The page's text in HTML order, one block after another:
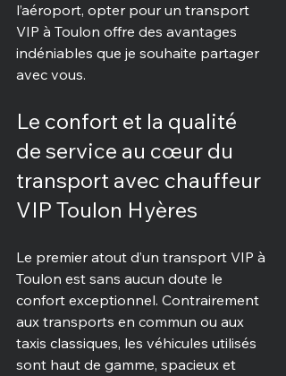
l’aéroport, opter pour un transport
VIP à Toulon offre des avantages
indéniables que je souhaite partager
avec vous.
Le confort et la qualité
de service au cœur du
transport avec chauffeur
VIP Toulon Hyères
Le premier atout d’un transport VIP à
Toulon est sans aucun doute le
confort exceptionnel. Contrairement
aux transports en commun ou aux
taxis classiques, les véhicules utilisés
sont haut de gamme, spacieux et